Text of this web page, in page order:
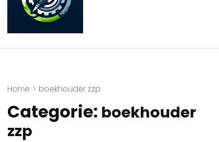
Home > boekhouder zzp
Categorie: boekhouder
zzp